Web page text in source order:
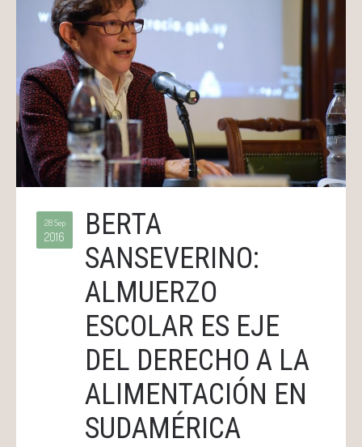
28 Sep
2016
BERTA
SANSEVERINO:
ALMUERZO
ESCOLAR ES EJE
DEL DERECHO A LA
ALIMENTACIÓN EN
SUDAMÉRICA